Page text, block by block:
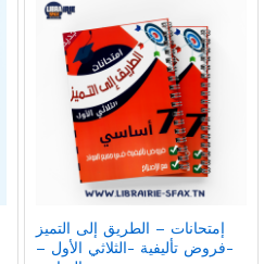
إمتحانات – الطريق إلى التميز
-فروض تأليفية -الثلاثي الأول –